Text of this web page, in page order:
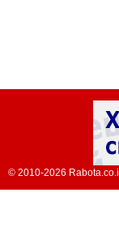
© 2010-2026 Rabota.co.il